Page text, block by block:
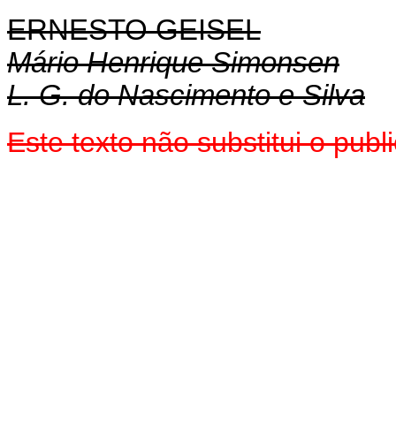
ERNESTO GEISEL
Mário Henrique Simonsen
L. G. do Nascimento e Silva
Este texto não substitui o